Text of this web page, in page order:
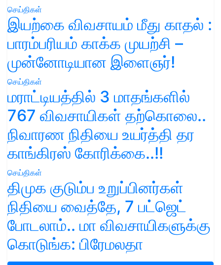
செய்திகள்
இயற்கை விவசாயம் மீது காதல் :
பாரம்பரியம் காக்க முயற்சி –
முன்னோடியான இளைஞர்!
செய்திகள்
மராட்டியத்தில் 3 மாதங்களில்
767 விவசாயிகள் தற்கொலை..
நிவாரண நிதியை உயர்த்தி தர
காங்கிரஸ் கோரிக்கை..!!
செய்திகள்
திமுக குடும்ப உறுப்பினர்கள்
நிதியை வைத்தே, 7 பட்ஜெட்
போடலாம்.. மா விவசாயிகளுக்கு
கொடுங்க: பிரேமலதா